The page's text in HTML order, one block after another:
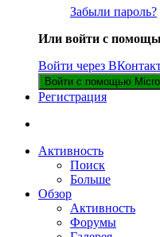
Забыли пароль?
Или войти с
Войти через
Войти с помощью
Регистрация
Активность
Поиск
Больше
Обзор
Активность
Форумы